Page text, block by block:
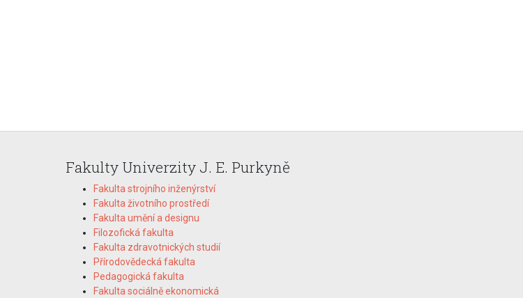
Fakulty Univerzity J. E. Purkyně
Fakulta strojního inženýrství
Fakulta životního prostředí
Fakulta umění a designu
Filozofická fakulta
Fakulta zdravotnických studií
Přírodovědecká fakulta
Pedagogická fakulta
Fakulta sociálně ekonomická